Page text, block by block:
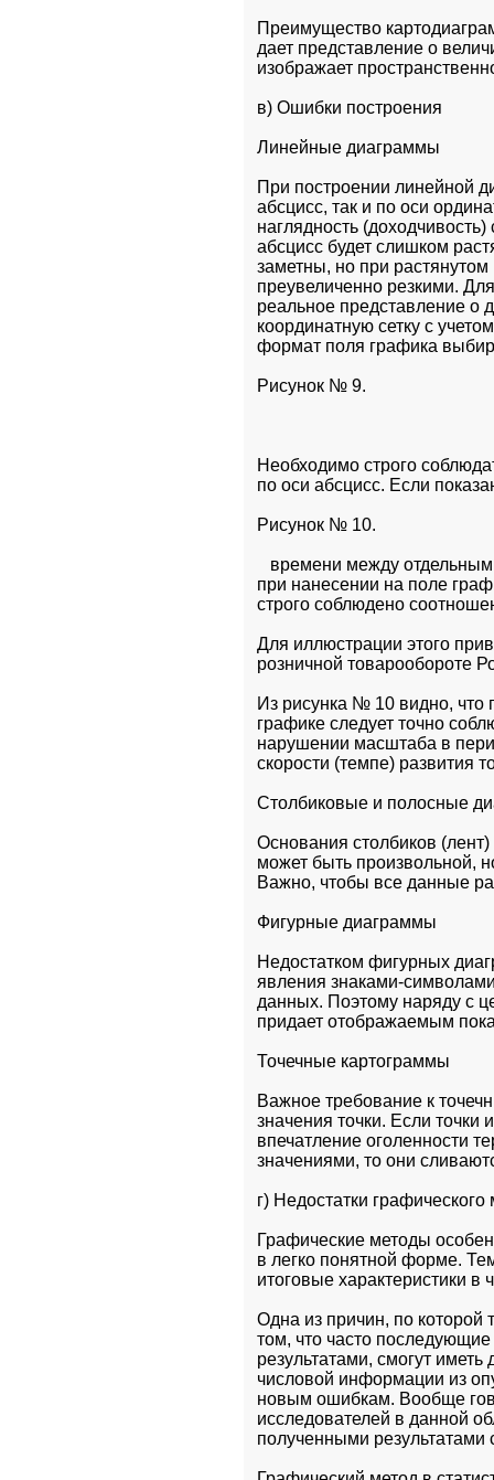
Преимущество
дает представление о
изображает
в) Ошибки построения
Линейные диаграммы
При построении линейной
абсцисс, так и по оси
наглядность
абсцисс будет слишком
заметны, но при
преувеличенно резкими.
реальное представление о
координатную сетку с
формат поля графика
Рисунок № 9.
Необходимо строго
по оси абсцисс. Если
Рисунок № 10.
времени между
при нанесении на поле
строго соблюдено
Для иллюстрации этого
розничной товарообороте
Из рисунка № 10 видно, что
графике следует точно
нарушении масштаба в
скорости (темпе) развития
Столбиковые и полосные
Основания столбиков
может быть произвольной,
Важно, чтобы все данные
Фигурные диаграммы
Недостатком фигурных
явления знаками-
данных. Поэтому наряду с
придает отображаемым
Точечные картограммы
Важное требование к
значения точки. Если точки
впечатление оголенности
значениями, то они
г) Недостатки графического
Графические методы
в легко понятной форме.
итоговые характеристики в
Одна из причин, по которой
том, что часто
результатами, смогут
числовой информации из
новым ошибкам. Вообще
исследователей в данной
полученными